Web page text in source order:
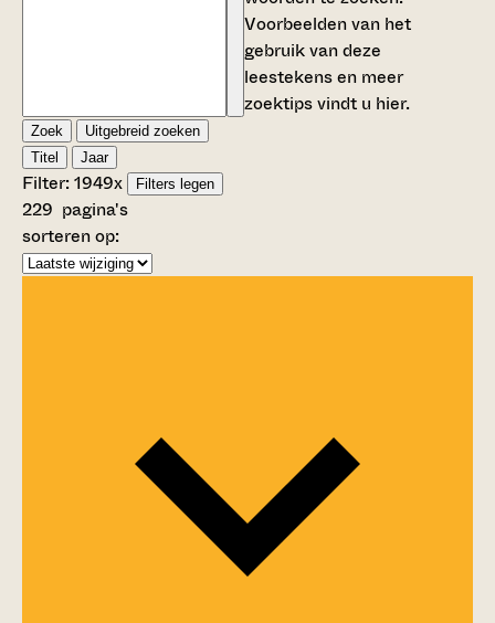
Voorbeelden van het
gebruik van deze
leestekens en meer
zoektips vindt u hier.
Zoek
Uitgebreid zoeken
Titel
Jaar
Filter:1949x Filters legen
229 pagina's
sorteren op: